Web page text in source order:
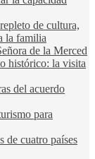
de cultura,
la familia
de la Merced
histórico: la visita
del acuerdo
para
de cuatro países